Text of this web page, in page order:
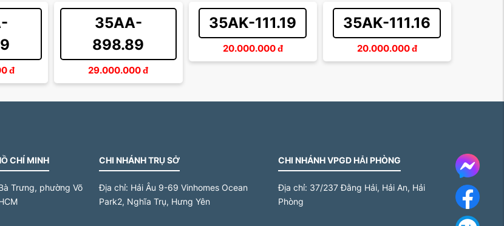
đ
35AA-
898.89
29.000.000đ
35AK-111.19
20.000.000đ
35AK-111.16
20.000.000đ
CHÍ MINH
Trưng, phường Võ
CHI NHÁNH TRỤ SỞ
Địa chỉ: Hải Âu 9-69 Vinhomes Ocean
Park2, Nghĩa Trụ, Hưng Yên
CHI NHÁNH VPGD HẢI PHÒNG
Địa chỉ: 37/237 Đằng Hải, Hải An, Hải
Phòng